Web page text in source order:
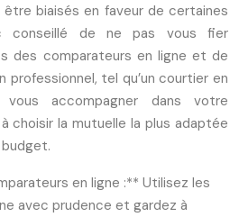
biaisés en faveur de certaines
conseillé de ne pas vous fier
des comparateurs en ligne et de
professionnel, tel qu’un courtier en
vous accompagner dans votre
choisir la mutuelle la plus adaptée
en ligne :** Utilisez les
avec prudence et gardez à